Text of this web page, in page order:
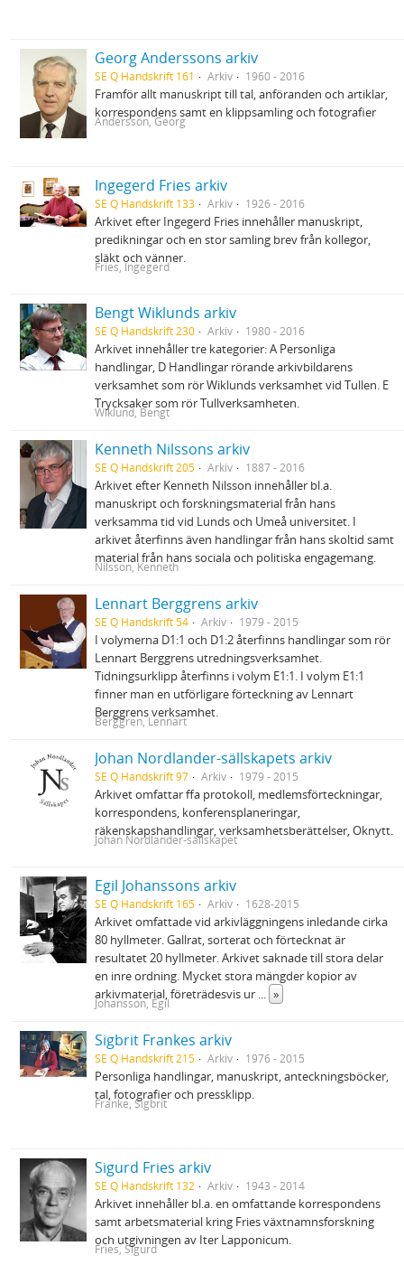
Georg Anderssons arkiv
SE Q Handskrift 161 Arkiv 1960 - 2016
Framför allt manuskript till tal, anföranden och artiklar,
korrespondens samt en klippsamling och fotografier
Andersson, Georg
Ingegerd Fries arkiv
SE Q Handskrift 133 Arkiv 1926 - 2016
Arkivet efter Ingegerd Fries innehåller manuskript,
predikningar och en stor samling brev från kollegor,
släkt och vänner.
Fries, Ingegerd
Bengt Wiklunds arkiv
SE Q Handskrift 230 Arkiv 1980 - 2016
Arkivet innehåller tre kategorier: A Personliga
handlingar, D Handlingar rörande arkivbildarens
verksamhet som rör Wiklunds verksamhet vid Tullen. E
Trycksaker som rör Tullverksamheten.
Wiklund, Bengt
Kenneth Nilssons arkiv
SE Q Handskrift 205 Arkiv 1887 - 2016
Arkivet efter Kenneth Nilsson innehåller bl.a.
manuskript och forskningsmaterial från hans
verksamma tid vid Lunds och Umeå universitet. I
arkivet återfinns även handlingar från hans skoltid samt
material från hans sociala och politiska engagemang.
Nilsson, Kenneth
Lennart Berggrens arkiv
SE Q Handskrift 54 Arkiv 1979 - 2015
I volymerna D1:1 och D1:2 återfinns handlingar som rör
Lennart Berggrens utredningsverksamhet.
Tidningsurklipp återfinns i volym E1:1. I volym E1:1
finner man en utförligare förteckning av Lennart
Berggrens verksamhet.
Berggren, Lennart
Johan Nordlander-sällskapets arkiv
SE Q Handskrift 97 Arkiv 1979 - 2015
Arkivet omfattar ffa protokoll, medlemsförteckningar,
korrespondens, konferensplaneringar,
räkenskapshandlingar, verksamhetsberättelser, Oknytt.
Johan Nordlander-sällskapet
Egil Johanssons arkiv
SE Q Handskrift 165 Arkiv 1628-2015
Arkivet omfattade vid arkivläggningens inledande cirka
80 hyllmeter. Gallrat, sorterat och förtecknat är
resultatet 20 hyllmeter. Arkivet saknade till stora delar
en inre ordning. Mycket stora mängder kopior av
arkivmaterial, företrädesvis ur ... »
Johansson, Egil
Sigbrit Frankes arkiv
SE Q Handskrift 215 Arkiv 1976 - 2015
Personliga handlingar, manuskript, anteckningsböcker,
tal, fotografier och pressklipp.
Franke, Sigbrit
Sigurd Fries arkiv
SE Q Handskrift 132 Arkiv 1943 - 2014
Arkivet innehåller bl.a. en omfattande korrespondens
samt arbetsmaterial kring Fries växtnamnsforskning
och utgivningen av Iter Lapponicum.
Fries, Sigurd